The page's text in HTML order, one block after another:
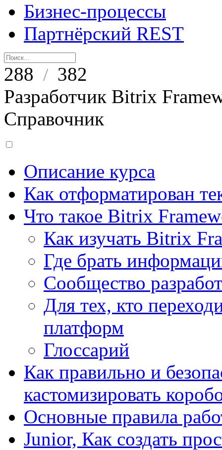
Бизнес-процессы
Партнёрский REST
288 / 382
Разработчик Bitrix
Справочник
Описание курса
Как отформатирован
Что такое Bitrix
Как изучать Bitrix
Где брать
Сообщество
Для тех, кто
платформ
Глоссарий
Как правильно и
кастомизировать
Основные правила
Junior, Как создать